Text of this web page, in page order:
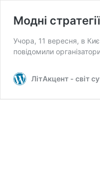
Модні
Учора, 11 вересня, в
повідомили
ЛітАкцент - світ